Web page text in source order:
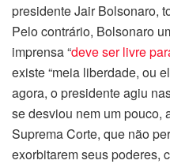
presidente Jair Bolsonaro,
Pelo contrário, Bolsonaro
imprensa “deve ser livre
existe “meia liberdade, ou
agora, o presidente agiu
se desviou nem um pouco,
Suprema Corte, que não
exorbitarem seus poderes,